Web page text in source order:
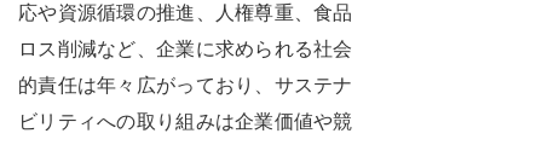
応や資源循環の推進、人権尊重、食品
ロス削減など、企業に求められる社会
的責任は年々広がっており、サステナ
ビリティへの取り組みは企業価値や競